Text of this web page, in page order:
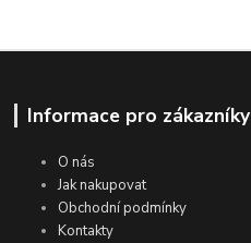
Informace pro zákazníky
O nás
Jak nakupovat
Obchodní podmínky
Kontakty